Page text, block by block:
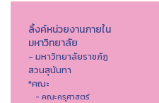
ลิ้งค์หน่วยงานภายใน
มหาวิทยาลัย
- มหาวิทยาลัยราชภัฏ
สวนสุนันทา
*คณะ
- คณะครุศาสตร์